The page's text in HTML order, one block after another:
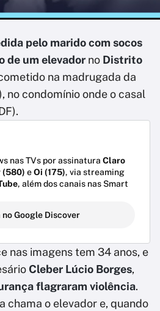
pelo marido com socos
de um elevador no Distrito
na madrugada da
no condomínio onde o casal
nas TVs por assinatura Claro
(580) eOi (175), via streaming
, além dos canais nas Smart
Google Discover
nas imagens tem 34 anos, e
Cleber Lúcio Borges,
flagraram violência.
chama o elevador e, quando